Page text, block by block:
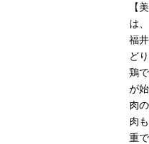
【
は
福
ど
鶏
が
肉
肉
重